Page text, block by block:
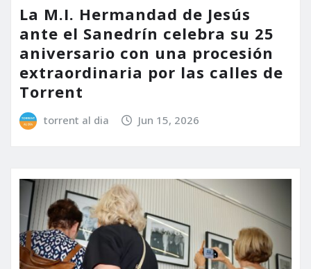
La M.I. Hermandad de Jesús
ante el Sanedrín celebra su 25
aniversario con una procesión
extraordinaria por las calles de
Torrent
torrent al dia Jun 15, 2026